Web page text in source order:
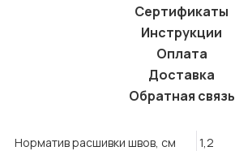
Сертификаты
Инструкции
Оплата
Доставка
Обратная связь
Норматив расшивки швов, см
1,2